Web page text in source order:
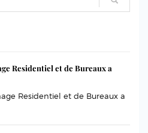
Residentiel et de Bureaux a
Residentiel et de Bureaux a